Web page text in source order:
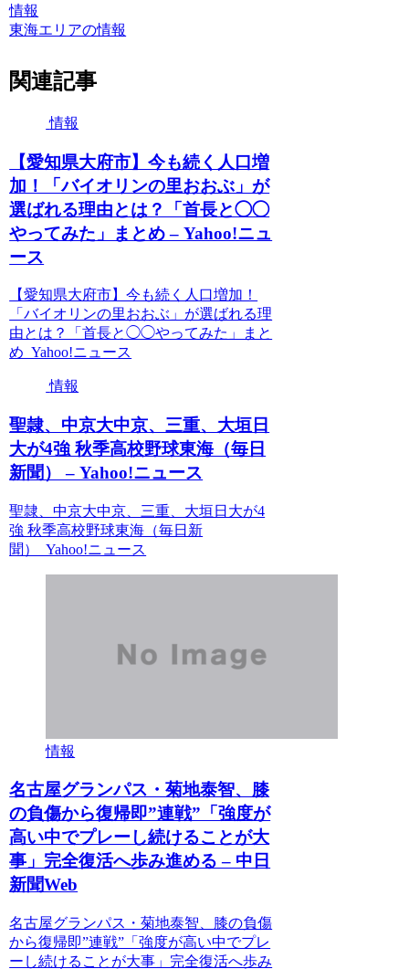
情報
東海エリアの情報
関連記事
情報
【愛知県大府市】今も続く人口増
加！「バイオリンの里おおぶ」が
選ばれる理由とは？「首長と◯◯
やってみた」まとめ – Yahoo!ニュ
ース
【愛知県大府市】今も続く人口増加！
「バイオリンの里おおぶ」が選ばれる理
由とは？「首長と◯◯やってみた」まと
め Yahoo!ニュース
情報
聖隷、中京大中京、三重、大垣日
大が4強 秋季高校野球東海（毎日
新聞） – Yahoo!ニュース
聖隷、中京大中京、三重、大垣日大が4
強 秋季高校野球東海（毎日新
聞） Yahoo!ニュース
情報
名古屋グランパス・菊地泰智、膝
の負傷から復帰即”連戦”「強度が
高い中でプレーし続けることが大
事」完全復活へ歩み進める – 中日
新聞Web
名古屋グランパス・菊地泰智、膝の負傷
から復帰即”連戦”「強度が高い中でプレ
ーし続けることが大事」完全復活へ歩み